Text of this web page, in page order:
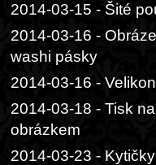
2014-03-15 - Šité
2014-03-16 -
washi pásky
2014-03-16 -
2014-03-18 - Tisk
obrázkem
2014-03-23 -